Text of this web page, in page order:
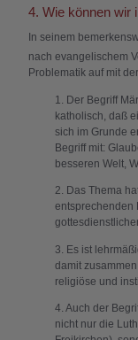
4. Wie können wir
In seinem
nach evangelischem
Problematik auf mit
1. Der Begriff
katholisch, daß
sich im Grunde
Begriff mit:
besseren Welt,
2. Das Thema
entsprechenden
3. Es ist
damit
religiöse und
4. Auch der
nicht nur die